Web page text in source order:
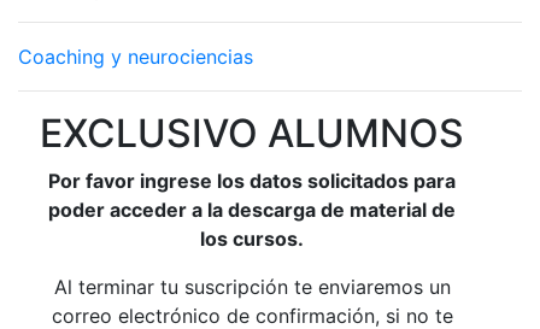
Coaching y neurociencias
EXCLUSIVO ALUMNOS
Por favor ingrese los datos solicitados para
poder acceder a la descarga de material de
los cursos.
Al terminar tu suscripción te enviaremos un
correo electrónico de confirmación, si no te